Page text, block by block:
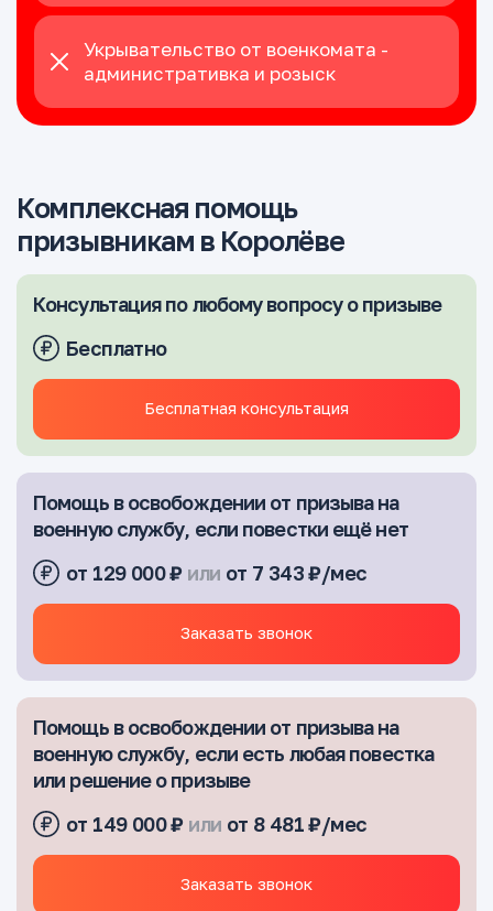
Укрывательство от военкомата -
административка и розыск
Комплексная помощь
призывникам в Королёве
Консультация по любому вопросу о призыве
Бесплатно
Бесплатная консультация
Помощь в освобождении от призыва на
военную службу, если повестки ещё нет
от 129 000 ₽ или от 7 343 ₽/мес
Заказать звонок
Помощь в освобождении от призыва на
военную службу, если есть любая повестка
или решение о призыве
от 149 000 ₽ или от 8 481 ₽/мес
Заказать звонок